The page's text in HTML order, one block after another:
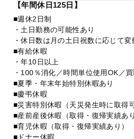
【年間休日125日】
■週休2日制
・土日勤務の可能性あり
・休日数は月の土日祝数に応じて変
■有給休暇
・年10日以上
・100％消化／時間単位使用OK／
■夏季・年末年始特別休暇あり
■慶弔休暇
■災害特別休暇（天災発生時に取得可
■産前産後休暇（取得・復帰実績あり
■育児休暇（取得・復帰実績あり）
■ドナー休暇